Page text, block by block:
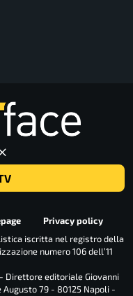
Privacy policy
iscritta nel registro della
numero 106 dell’11
Direttore editoriale Giovanni
79 - 80125 Napoli -